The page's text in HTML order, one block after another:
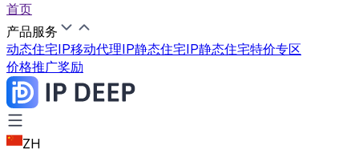
首页
产品服务
动态住宅IP移动代理IP静态住宅IP静态住宅特价专区
价格推广奖励
ZH